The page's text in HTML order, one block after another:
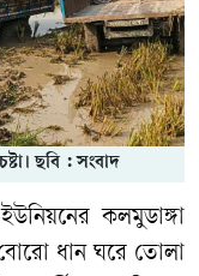
ছবি : সংবাদ
কলমুডাঙ্গা
ধান ঘরে তোলা